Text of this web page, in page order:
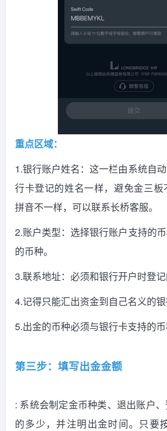
重点区域：
1.银行账户姓名：这一栏由系统自
行卡登记的姓名一样，避免金三
拼音不一样，可以联系长桥客服。
2.账户类型：选择银行账户支持的
的币种。
3.联系地址：必须和银行开户时登记
4.记得只能汇出资金到自己名义的银
5.出金的币种必须与银行卡支持的币
第三步：填写出金金额
: 系统会制定金币种类、退出账户
的多少，并注明出金时间。只要